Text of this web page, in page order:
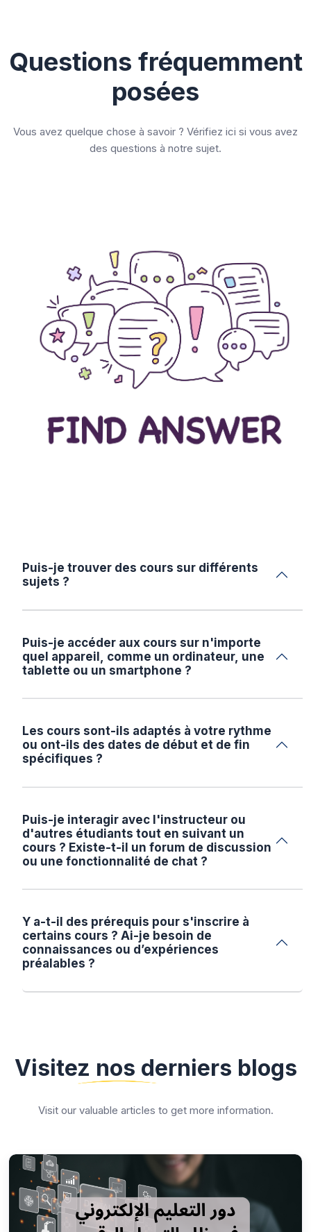
Questions fréquemment
posées
Vous avez quelque chose à savoir ? Vérifiez ici si vous avez
des questions à notre sujet.
Puis-je trouver des cours sur différents
sujets ?
Puis-je accéder aux cours sur n'importe
quel appareil, comme un ordinateur, une
tablette ou un smartphone ?
Les cours sont-ils adaptés à votre rythme
ou ont-ils des dates de début et de fin
spécifiques ?
Puis-je interagir avec l'instructeur ou
d'autres étudiants tout en suivant un
cours ? Existe-t-il un forum de discussion
ou une fonctionnalité de chat ?
Y a-t-il des prérequis pour s'inscrire à
certains cours ? Ai-je besoin de
connaissances ou d’expériences
préalables ?
Visitez nos derniers blogs
Visit our valuable articles to get more information.